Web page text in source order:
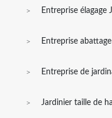
Entreprise élagage
Entreprise
Entreprise de
Jardinier taille de